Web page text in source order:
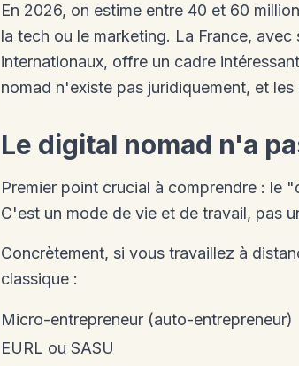
En 2026, on estime entre 40 et 60
la tech ou le marketing. La France,
internationaux, offre un cadre
nomad n'existe pas juridiquement, et
Le digital nomad n'a
Premier point crucial à comprendre : le
C'est un mode de vie et de travail, pas
Concrètement, si vous travaillez à
classique :
Micro-entrepreneur (auto-entrepreneur)
EURL ou SASU